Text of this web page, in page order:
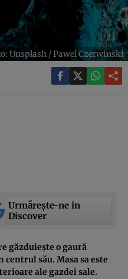
Unsplash / Pawel Czerwinski
Urmărește-ne in
Discover
găzduiește o gaură
centrul său. Masa sa este
ale gazdei sale.